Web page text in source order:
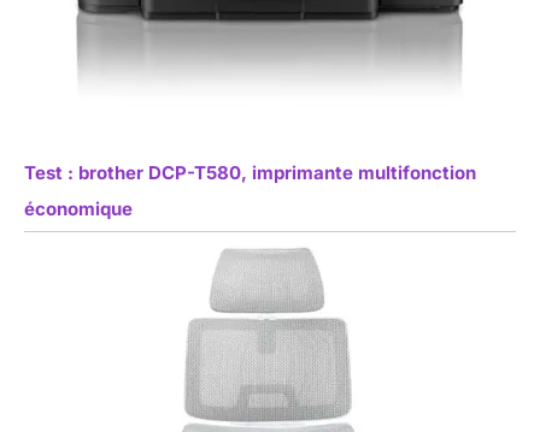
Test : brother DCP-T580, imprimante multifonction
économique